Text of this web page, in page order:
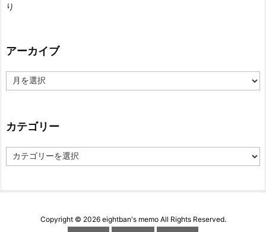
り
アーカイブ
ー
ブ
カテゴリー
テ
Copyright © 2026 eightban's memoAll Rights Reserved.